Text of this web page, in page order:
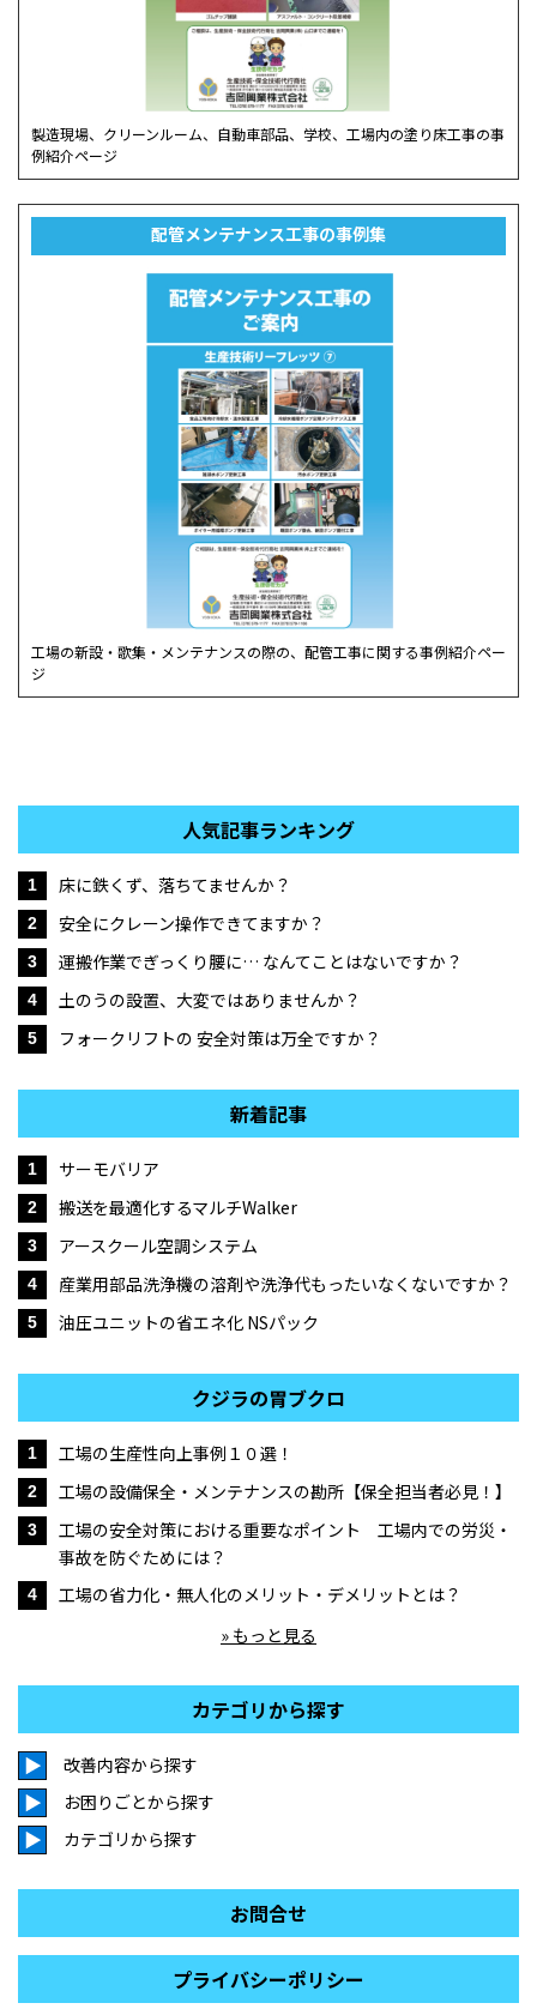
製造現場、クリーンルーム、自動車部品、学校、工場内の塗り床工事の事
例紹介ページ
配管メンテナンス工事の事例集
工場の新設・歌集・メンテナンスの際の、配管工事に関する事例紹介ペー
ジ
人気記事ランキング
1 床に鉄くず、落ちてませんか？
2 安全にクレーン操作できてますか？
3 運搬作業でぎっくり腰に… なんてことはないですか？
4 土のうの設置、大変ではありませんか？
5 フォークリフトの 安全対策は万全ですか？
新着記事
1 サーモバリア
2 搬送を最適化するマルチWalker
3 アースクール空調システム
4 産業用部品洗浄機の溶剤や洗浄代もったいなくないですか？
5 油圧ユニットの省エネ化 NSパック
クジラの胃ブクロ
1 工場の生産性向上事例１０選！
2 工場の設備保全・メンテナンスの勘所【保全担当者必見！】
3
工場の安全対策における重要なポイント 工場内での労災・
事故を防ぐためには？
4
工場の省力化・無人化のメリット・デメリットとは？
» もっと見る
カテゴリから探す
改善内容から探す
お困りごとから探す
カテゴリから探す
お問合せ
プライバシーポリシー